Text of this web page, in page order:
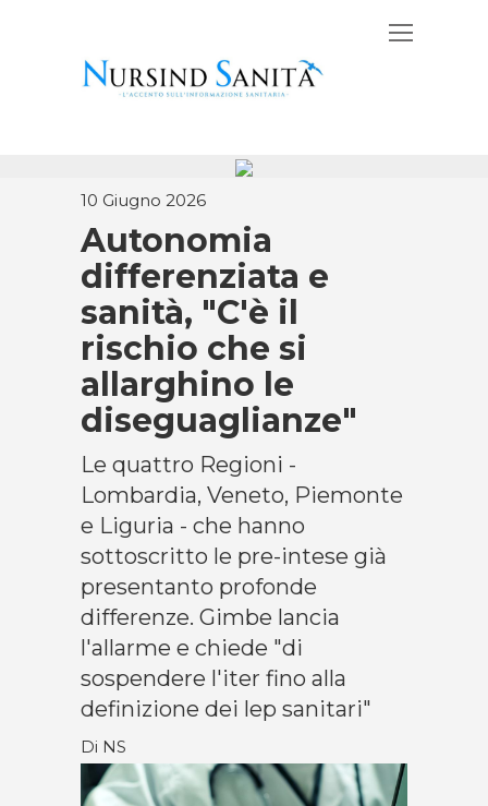
10 Giugno 2026
Autonomia
differenziata e
sanità, "C'è il
rischio che si
allarghino le
diseguaglianze"
Le quattro Regioni -
Lombardia, Veneto, Piemonte
e Liguria - che hanno
sottoscritto le pre-intese già
presentanto profonde
differenze. Gimbe lancia
l'allarme e chiede "di
sospendere l'iter fino alla
definizione dei lep sanitari"
Di NS